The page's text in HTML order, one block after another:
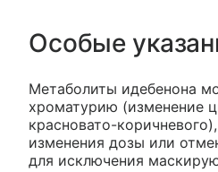
Особые
Метаболиты идебенона
хроматурию (изменение
красновато-
изменения дозы или
для исключения